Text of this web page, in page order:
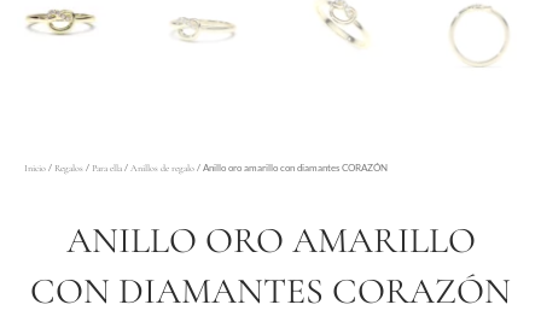
Inicio / Regalos / Para ella / Anillos de regalo / Anillo oro amarillo con diamantes CORAZÓN
ANILLO ORO AMARILLO
CON DIAMANTES CORAZÓN